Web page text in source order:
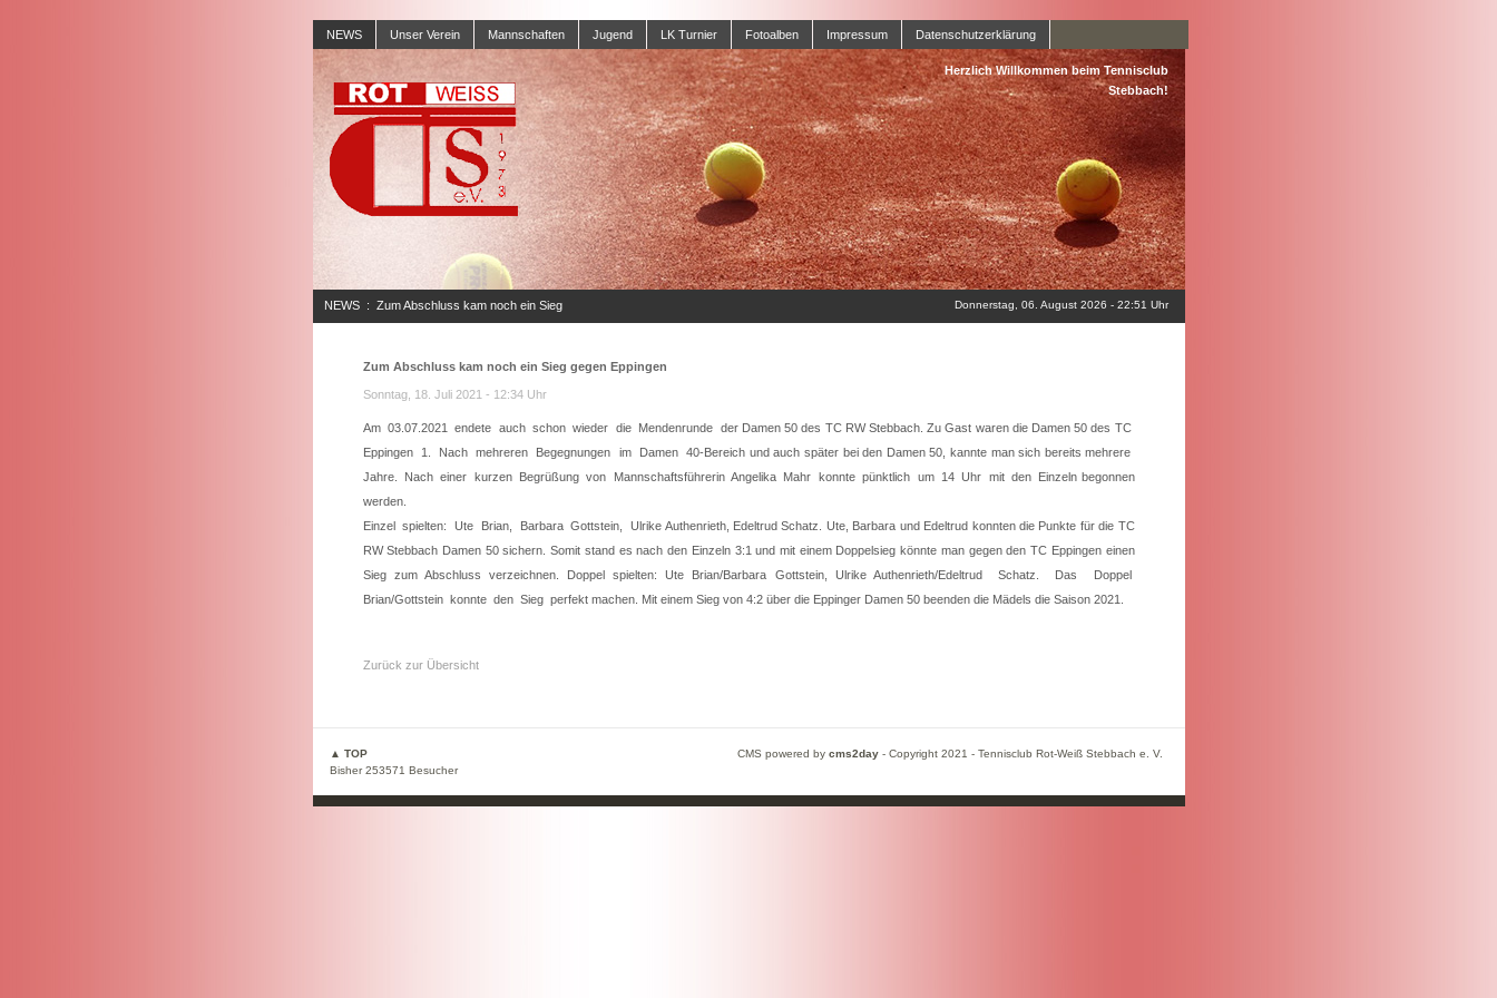
NEWS Unser Verein Mannschaften Jugend LK Turnier Fotoalben Impressum Datenschutzerklärung
Herzlich Willkommen beim Tennisclub
Stebbach!
NEWS : Zum Abschluss kam noch ein Sieg Donnerstag, 06. August 2026 - 22:51 Uhr
Zum Abschluss kam noch ein Sieg gegen Eppingen
Sonntag, 18. Juli 2021 - 12:34 Uhr
Am 03.07.2021 endete auch schon wieder die Mendenrunde der Damen 50 des TC RW Stebbach. Zu Gast waren die Damen 50 des TC
Eppingen 1. Nach mehreren Begegnungen im Damen 40-Bereich und auch später bei den Damen 50, kannte man sich bereits mehrere
Jahre. Nach einer kurzen Begrüßung von Mannschaftsführerin Angelika Mahr konnte pünktlich um 14 Uhr mit den Einzeln begonnen
werden.
Einzel spielten: Ute Brian, Barbara Gottstein, Ulrike Authenrieth, Edeltrud Schatz. Ute, Barbara und Edeltrud konnten die Punkte für die TC
RW Stebbach Damen 50 sichern. Somit stand es nach den Einzeln 3:1 und mit einem Doppelsieg könnte man gegen den TC Eppingen einen
Sieg zum Abschluss verzeichnen. Doppel spielten: Ute Brian/Barbara Gottstein, Ulrike Authenrieth/Edeltrud Schatz. Das Doppel
Brian/Gottstein konnte den Sieg perfekt machen. Mit einem Sieg von 4:2 über die Eppinger Damen 50 beenden die Mädels die Saison 2021.
Zurück zur Übersicht
▲ TOP
Bisher 253571 Besucher
CMS powered by cms2day -Copyright 2021 - Tennisclub Rot-Weiß Stebbach e. V.